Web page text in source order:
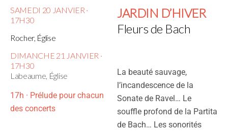
SAMEDI 20 JANVIER ·
17H30
Rocher, Église
DIMANCHE 21 JANVIER ·
17H30
Labeaume, Église
17h · Prélude pour chacun
des concerts
JARDIN D’HIVER
Fleurs de Bach
La beauté sauvage,
l’incandescence de la
Sonate de Ravel… Le
souffle profond de la Partita
de Bach… Les sonorités